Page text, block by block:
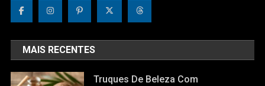
MAIS RECENTES
Truques De Beleza Com